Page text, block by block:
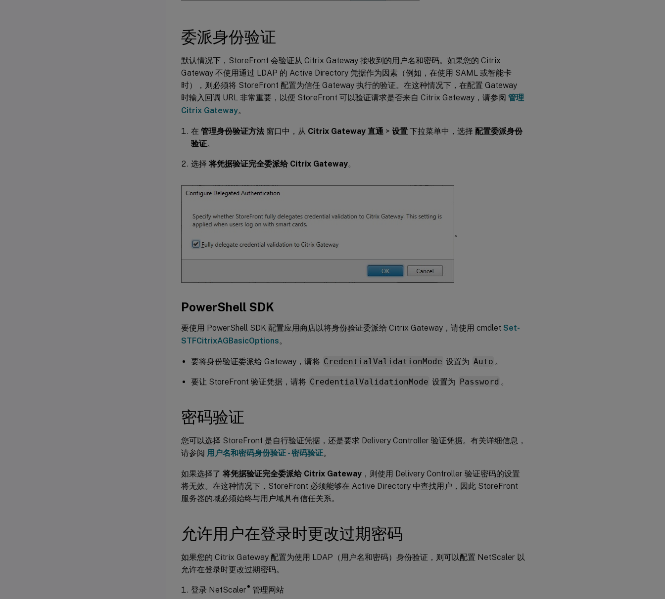
委派身份验证
默认情况下，StoreFront 会验证从 Citrix Gateway 接收到的用户名和密码。如果您的 Citrix
Gateway 不使用通过 LDAP 的 Active Directory 凭据作为因素（例如，在使用 SAML 或智能卡
时），则必须将 StoreFront 配置为信任 Gateway 执行的验证。在这种情况下，在配置 Gateway
时输入回调 URL 非常重要，以便 StoreFront 可以验证请求是否来自 Citrix Gateway，请参阅 管理
Citrix Gateway。
在 管理身份验证方法 窗口中，从 Citrix Gateway 直通 > 设置 下拉菜单中，选择 配置委派身份
验证。
选择 将凭据验证完全委派给 Citrix Gateway。
。
PowerShell SDK
要使用 PowerShell SDK 配置应用商店以将身份验证委派给 Citrix Gateway，请使用 cmdlet Set-
STFCitrixAGBasicOptions。
要将身份验证委派给 Gateway，请将 CredentialValidationMode 设置为 Auto 。
要让 StoreFront 验证凭据，请将 CredentialValidationMode 设置为 Password 。
密码验证
您可以选择 StoreFront 是自行验证凭据，还是要求 Delivery Controller 验证凭据。有关详细信息，
请参阅 用户名和密码身份验证 - 密码验证。
如果选择了 将凭据验证完全委派给 Citrix Gateway ，则使用 Delivery Controller 验证密码的设置
将无效。在这种情况下，StoreFront 必须能够在 Active Directory 中查找用户，因此 StoreFront
服务器的域必须始终与用户域具有信任关系。
允许用户在登录时更改过期密码
如果您的 Citrix Gateway 配置为使用 LDAP（用户名和密码）身份验证，则可以配置 NetScaler 以
允许在登录时更改过期密码。
登录 NetScaler® 管理网站